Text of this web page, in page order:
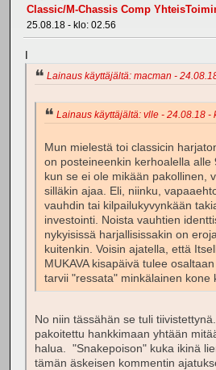
Classic/M-Chassis Comp
25.08.18 - klo: 02.56
Lainaus käyttäjältä: macman -
Lainaus käyttäjältä: vlle - 24.08.18 -
Mun mielestä toi classicin
on posteineenkin kerhoalella alle
kun se ei ole mikään pakollinen,
silläkin ajaa. Eli, niinku,
vauhdin tai kilpailukyvynkään
investointi. Noista vauhtien
nykyisissä harjallisissakin on
kuitenkin. Voisin ajatella, että
MUKAVA kisapäivä tulee
tarvii "ressata" minkälainen kone
No niin tässähän se tuli
pakoitettu hankkimaan yhtään
halua. "Snakepoison" kuka ikinä
tämän äskeisen kommentin